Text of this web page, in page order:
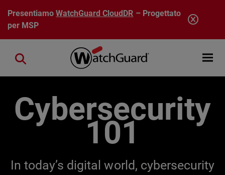
Salta al contenuto principale
PresentiamoWatchGuard CloudDR – Progettato
per MSP
Open
Close search
Cybersecurity
101
In today’s digital world, cybersecurity